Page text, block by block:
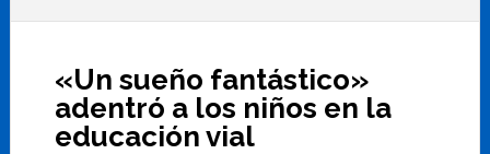
«Un sueño fantástico»
adentró a los niños en la
educación vial